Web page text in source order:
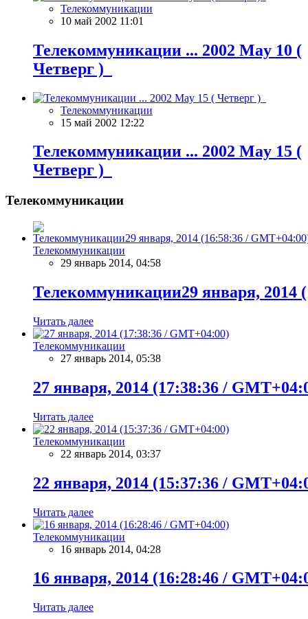
Телекоммуникации
10 май 2002 11:01
Телекоммуникации ... 2002 May 10 (
Четверг )
Телекоммуникации
15 май 2002 12:22
Телекоммуникации ... 2002 May 15 (
Четверг )
Телекоммуникации
Телекоммуникации
29 январь 2014, 04:58
Телекоммуникации29 января, 2014
Читать далее
Телекоммуникации
27 январь 2014, 05:38
27 января, 2014 (17:38:36 /
Читать далее
Телекоммуникации
22 январь 2014, 03:37
22 января, 2014 (15:37:36 /
Читать далее
Телекоммуникации
16 январь 2014, 04:28
16 января, 2014 (16:28:46 /
Читать далее